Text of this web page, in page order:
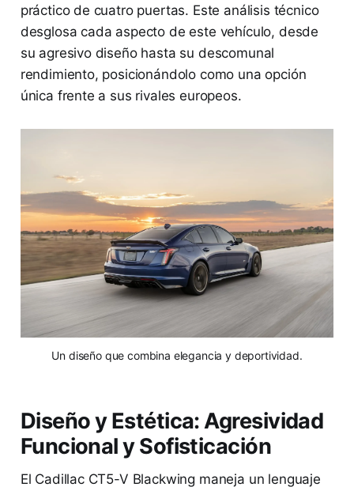
práctico de cuatro puertas. Este análisis técnico
desglosa cada aspecto de este vehículo, desde
su agresivo diseño hasta su descomunal
rendimiento, posicionándolo como una opción
única frente a sus rivales europeos.
Un diseño que combina elegancia y deportividad.
Diseño y Estética: Agresividad
Funcional y Sofisticación
El Cadillac CT5-V Blackwing maneja un lenguaje